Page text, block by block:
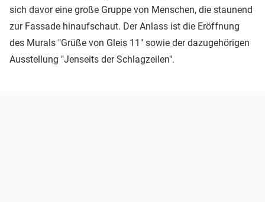
sich davor eine große Gruppe von Menschen, die staunend
zur Fassade hinaufschaut. Der Anlass ist die Eröffnung
des Murals "Grüße von Gleis 11" sowie der dazugehörigen
Ausstellung "Jenseits der Schlagzeilen".